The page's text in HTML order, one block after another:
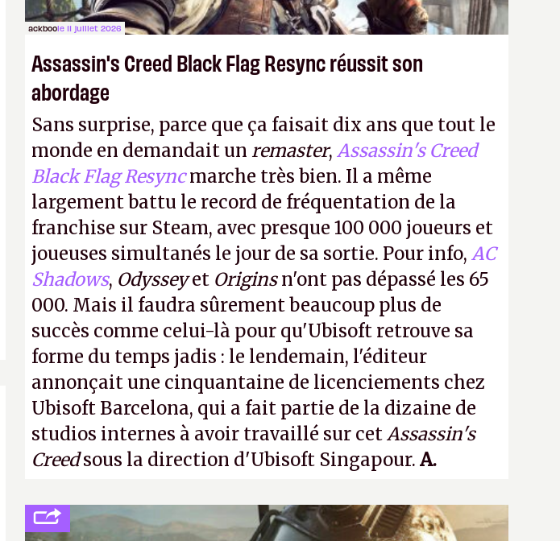
ackboole 11 juillet 2026
Assassin's Creed Black Flag Resync réussit son
abordage
Sans surprise, parce que ça faisait dix ans que tout le
monde en demandait un remaster, Assassin's Creed
Black Flag Resyncmarche très bien. Il a même
largement battu le record de fréquentation de la
franchise sur Steam, avec presque 100 000 joueurs et
joueuses simultanés le jour de sa sortie. Pour info, AC
Shadows, Odysseyet Originsn'ont pas dépassé les 65
000. Mais il faudra sûrement beaucoup plus de
succès comme celui-là pour qu'Ubisoft retrouve sa
forme du temps jadis : le lendemain, l'éditeur
annonçait une cinquantaine de licenciements chez
Ubisoft Barcelona, qui a fait partie de la dizaine de
studios internes à avoir travaillé sur cetAssassin's
Creedsous la direction d'Ubisoft Singapour. A.